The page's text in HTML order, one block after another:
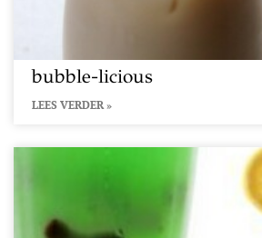
bubble-licious
LEES VERDER »